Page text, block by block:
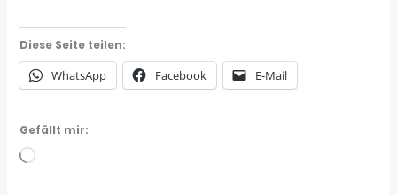
Diese Seite teilen:
WhatsApp Facebook E-Mail
Gefällt mir:
Wird